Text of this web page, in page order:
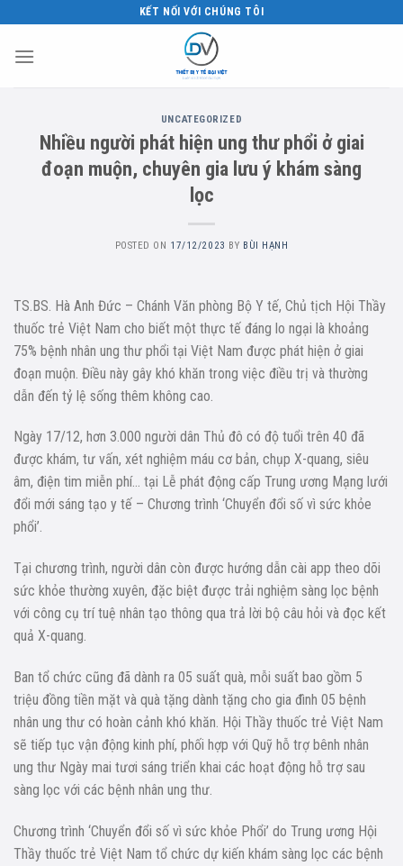
content
KẾT NỐI VỚI CHÚNG TÔI
UNCATEGORIZED
Nhiều người phát hiện ung thư phổi ở giai
đoạn muộn, chuyên gia lưu ý khám sàng
lọc
POSTED ON 17/12/2023 BY BÙI HẠNH
TS.BS. Hà Anh Đức – Chánh Văn phòng Bộ Y tế, Chủ tịch Hội Thầy
thuốc trẻ Việt Nam cho biết một thực tế đáng lo ngại là khoảng
75% bệnh nhân ung thư phổi tại Việt Nam được phát hiện ở giai
đoạn muộn. Điều này gây khó khăn trong việc điều trị và thường
dẫn đến tỷ lệ sống thêm không cao.
Ngày 17/12, hơn 3.000 người dân Thủ đô có độ tuổi trên 40 đã
được khám, tư vấn, xét nghiệm máu cơ bản, chụp X-quang, siêu
âm, điện tim miễn phí… tại Lễ phát động cấp Trung ương Mạng lưới
đổi mới sáng tạo y tế – Chương trình ‘Chuyển đổi số vì sức khỏe
phổi’.
Tại chương trình, người dân còn được hướng dẫn cài app theo dõi
sức khỏe thường xuyên, đặc biệt được trải nghiệm sàng lọc bệnh
với công cụ trí tuệ nhân tạo thông qua trả lời bộ câu hỏi và đọc kết
quả X-quang.
Ban tổ chức cũng đã dành ra 05 suất quà, mỗi suất bao gồm 5
triệu đồng tiền mặt và quà tặng dành tặng cho gia đình 05 bệnh
nhân ung thư có hoàn cảnh khó khăn. Hội Thầy thuốc trẻ Việt Nam
sẽ tiếp tục vận động kinh phí, phối hợp với Quỹ hỗ trợ bênh nhân
ung thư Ngày mai tươi sáng triển khai các hoạt động hỗ trợ sau
sàng lọc với các bệnh nhân ung thư.
Chương trình ‘Chuyển đổi số vì sức khỏe Phổi’ do Trung ương Hội
Thầy thuốc trẻ Việt Nam tổ chức dự kiến khám sàng lọc các bệnh